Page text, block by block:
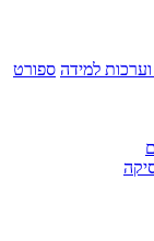
למידה ספורט